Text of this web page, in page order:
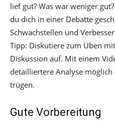
lief gut? Was war weniger
du dich in einer Debatte
Schwachstellen und
Tipp: Diskutiere zum Üben
Diskussion auf. Mit einem
detailliertere Analyse
trügen.
Gute Vorbereitung